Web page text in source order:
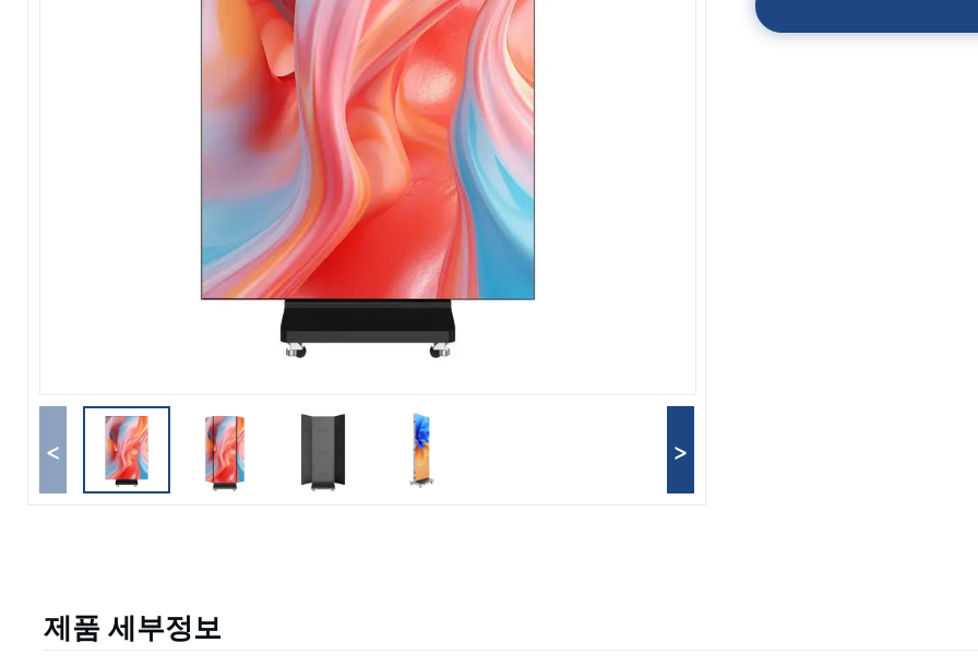
< >
제품 세부정보